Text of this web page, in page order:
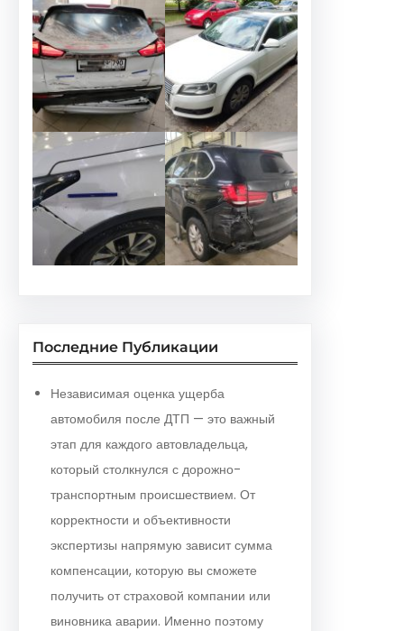
Последние Публикации
Независимая оценка ущерба
автомобиля после ДТП — это важный
этап для каждого автовладельца,
который столкнулся с дорожно-
транспортным происшествием. От
корректности и объективности
экспертизы напрямую зависит сумма
компенсации, которую вы сможете
получить от страховой компании или
виновника аварии. Именно поэтому